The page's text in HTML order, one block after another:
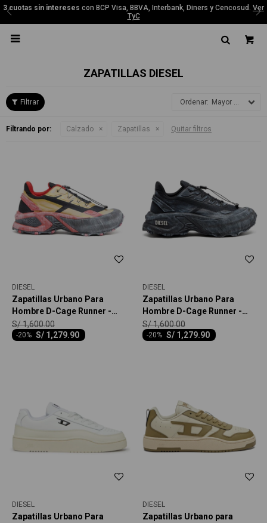
3 cuotas sin intereses con BCP Visa, BBVA, Interbank, Diners y Cencosud. Ver
TyC

ZAPATILLAS DIESEL
Mayor precio
Filtrando por: Calzado Zapatillas Quitar filtros
DIESEL
Zapatillas Urbano Para
Hombre D-Cage Runner -
Multicolor
S/ 1,279.90
-20
S/1,600.00
DIESEL
Zapatillas Urbano Para
Hombre D-Cage Runner -
Negro
S/ 1,279.90
-20
S/1,600.00
DIESEL
Zapatillas Urbano Para
DIESEL
Zapatillas Urbano para